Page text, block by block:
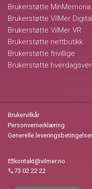
Brukerstøtte MinMemoria
Brukerstøtte VilMer
Brukerstøtte VilMer VR
Brukerstøtte nettbutikk
Brukerstøtte frivillige
Brukerstøtte
Brukervilkår
Personvernerklæring
Generelle leveringsbetingelser
mail kontakt@vilmer.no
call73 02 22 22